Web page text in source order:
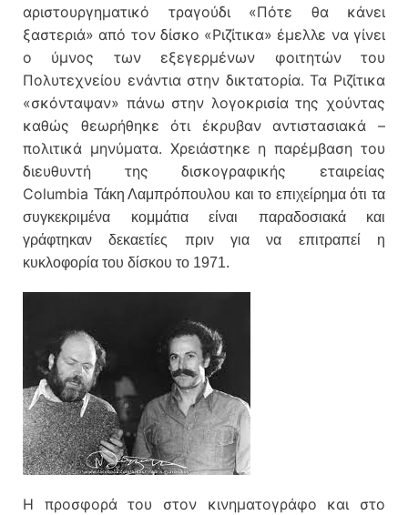
αριστουργηματικό τραγούδι «Πότε θα κάνει
ξαστεριά» από τον δίσκο «Ριζίτικα» έμελλε να γίνει
ο ύμνος των εξεγερμένων φοιτητών του
Πολυτεχνείου ενάντια στην δικτατορία. Τα Ριζίτικα
«σκόνταψαν» πάνω στην λογοκρισία της χούντας
καθώς θεωρήθηκε ότι έκρυβαν αντιστασιακά –
πολιτικά μηνύματα. Χρειάστηκε η παρέμβαση του
διευθυντή της δισκογραφικής εταιρείας
Columbia Τάκη Λαμπρόπουλου και το επιχείρημα ότι τα
συγκεκριμένα κομμάτια είναι παραδοσιακά και
γράφτηκαν δεκαετίες πριν για να επιτραπεί η
κυκλοφορία του δίσκου το 1971.
Η προσφορά του στον κινηματογράφο και στο